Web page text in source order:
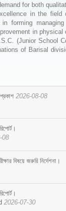
for both
in the field
forming
in
(Junior School
of Barisal
2026-08-08
08
বিষয়ে জরুরি নির্দেশনা।
2026-07-30